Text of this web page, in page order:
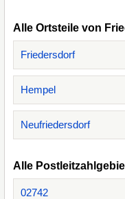
Alle Ortsteile von
Friedersdorf
Hempel
Neufriedersdorf
Alle
02742